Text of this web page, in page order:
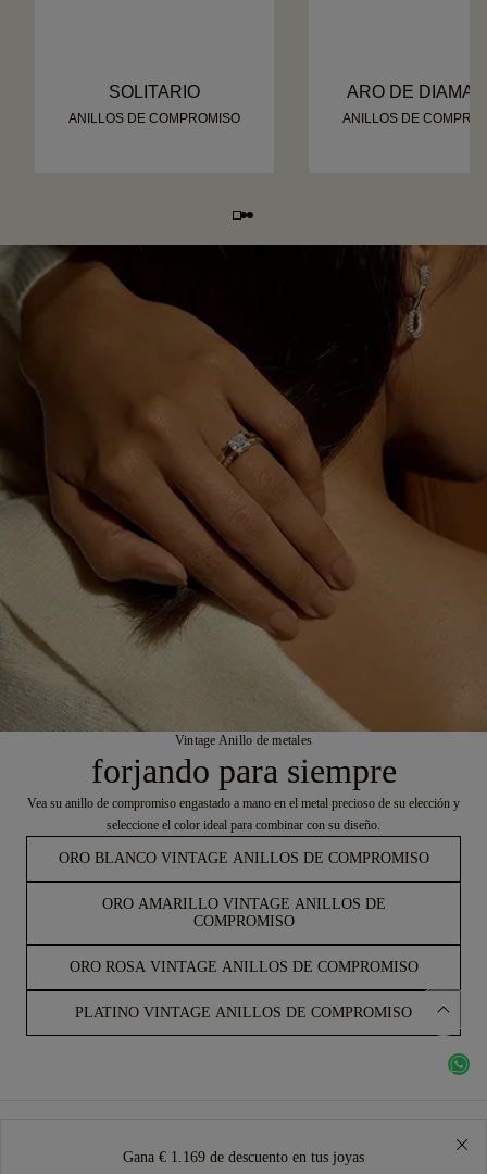
SOLITARIO
ANILLOS DE COMPROMISO
ARO DE
ANILLOS DE
Vintage Anillo de metales
forjando para siempre
Vea su anillo de compromiso engastado a mano en el metal precioso de su elección y
seleccione el color ideal para combinar con su diseño.
ORO BLANCO VINTAGE ANILLOS DE COMPROMISO
ORO AMARILLO VINTAGE ANILLOS DE
COMPROMISO
ORO ROSA VINTAGE ANILLOS DE COMPROMISO
PLATINO VINTAGE ANILLOS DE COMPROMISO
Gana € 1.169 de descuento en tus joyas